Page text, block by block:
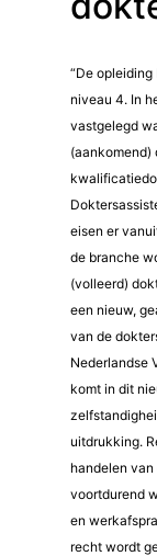
“De
niveau 4. In
vastgelegd
eisen er
de branche
(volleerd)
een nieuw,
van de
Nederlandse
komt in dit
uitdrukking.
handelen
voortdurend
en
recht wordt